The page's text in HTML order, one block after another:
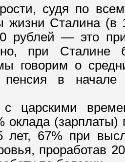
судя по
жизни Сталина (в
рублей — это при
при Сталине
говорим о
пенсия в
с царскими
оклада
67% при
проработав